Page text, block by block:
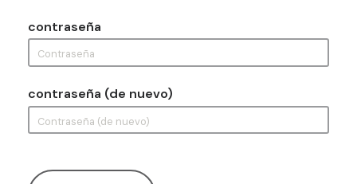
contraseña
contraseña (de nuevo)